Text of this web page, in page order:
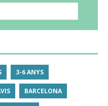
3-6 ANYS
BARCELONA